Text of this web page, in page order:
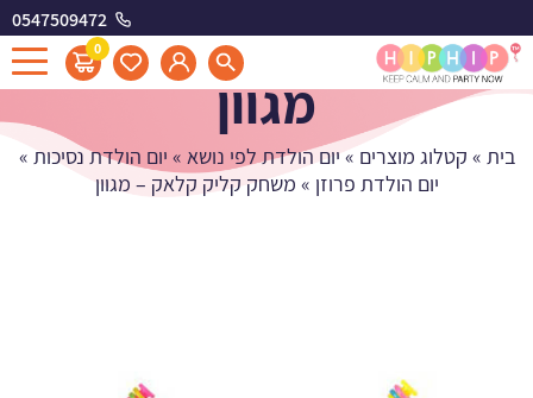
0547509472
0
משחק קליק קלאק -
מגוון
בית » קטלוג מוצרים » יום הולדת לפי נושא » יום הולדת נסיכות »
יום הולדת פרוזן » משחק קליק קלאק – מגוון